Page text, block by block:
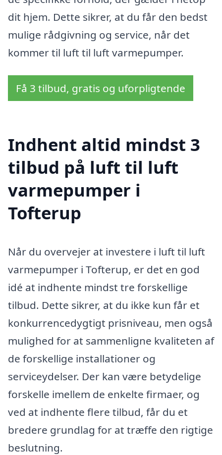
dit hjem. Dette sikrer, at du får den bedst
mulige rådgivning og service, når det
kommer til luft til luft varmepumper.
Få 3 tilbud, gratis og uforpligtende
Indhent altid mindst 3
tilbud på luft til luft
varmepumper i
Tofterup
Når du overvejer at investere i luft til luft
varmepumper i Tofterup, er det en god
idé at indhente mindst tre forskellige
tilbud. Dette sikrer, at du ikke kun får et
konkurrencedygtigt prisniveau, men også
mulighed for at sammenligne kvaliteten af
de forskellige installationer og
serviceydelser. Der kan være betydelige
forskelle imellem de enkelte firmaer, og
ved at indhente flere tilbud, får du et
bredere grundlag for at træffe den rigtige
beslutning.